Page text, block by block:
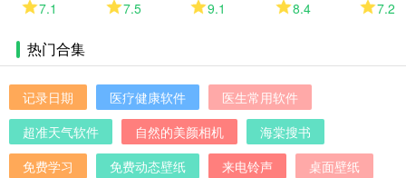
7.1 7.5 9.1 8.4 7.2
热门合集
记录日期 医疗健康软件
医生常用软件
超准天气软件
自然的美颜相机
海棠搜书
免费学习
免费动态壁纸 来电铃声
桌面壁纸